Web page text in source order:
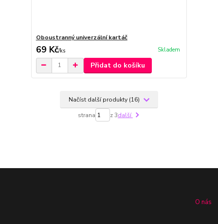
Oboustranný univerzální kartáč
69 Kč/ks Skladem
Přidat do košíku
Načíst další produkty (16)
strana z 3další
O nás